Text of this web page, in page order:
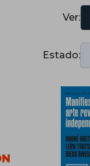
Ver:
Estado: